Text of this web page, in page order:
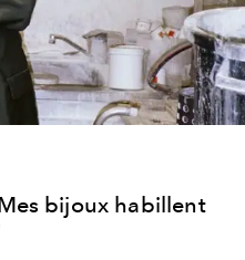
bijoux habillent